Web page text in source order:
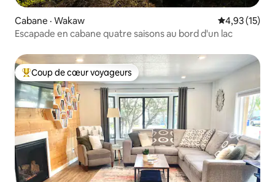
Cabane · Wakaw Note
4,93 (15)
Escapade en cabane quatre saisons au bord d'un lac
Coup de cœur voyageurs parmi les plus aimés
Coup de cœur voyageurs